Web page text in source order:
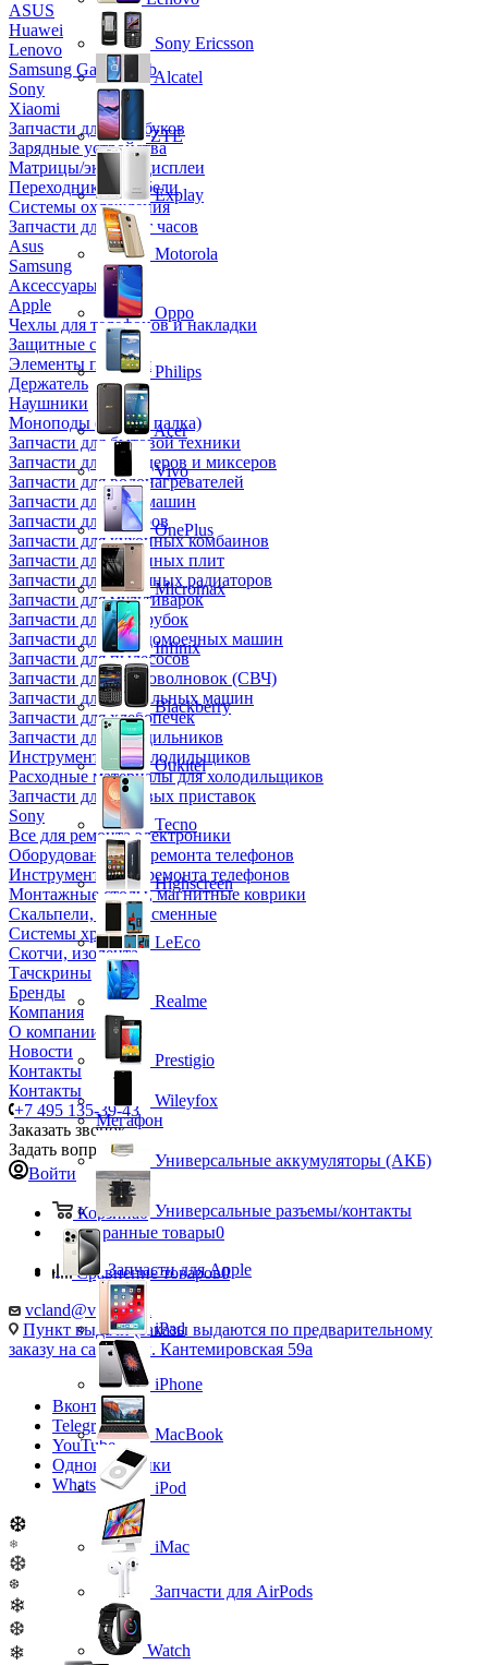
ASUS
Huawei
Lenovo
Samsung Galaxy Tab
Sony
Xiaomi
Запчасти для ноутбуков
Зарядные устройства
Матрицы/экраны/дисплеи
Переходники и кабели
Системы охлаждения
Запчасти для смарт часов
Asus
Samsung
Аксессуары
Apple
Чехлы для телефонов и накладки
Защитные стекла
Элементы питания
Держатель
Наушники
Моноподы (Селфи палка)
Запчасти для бытовой техники
Запчасти для блендеров и миксеров
Запчасти для водонагревателей
Запчасти для кофемашин
Запчасти для кулеров
Запчасти для кухонных комбаинов
Запчасти для кухонных плит
Запчасти для масляных радиаторов
Запчасти для мультиварок
Запчасти для мясорубок
Запчасти для посудомоечных машин
Запчасти для пылесосов
Запчасти для микроволновок (СВЧ)
Запчасти для стиральных машин
Запчасти для хлебопечек
Запчасти для холодильников
Инструмент для холодильщиков
Расходные материалы для холодильщиков
Запчасти для игровых приставок
Sony
Все для ремонта электроники
Оборудование для ремонта телефонов
Инструменты для ремонта телефонов
Монтажные столы, магнитные коврики
Скальпели, лезвия сменные
Системы хранения
Скотчи, изолента
Тачскрины
Бренды
Компания
О компании
Новости
Контакты
Контакты
+7 495 135-39-43
Заказать звонок
Задать вопрос
Войти
Корзина0
Избранные товары0
Сравнение товаров0
vcland@vcland.ru
Пункт выдачи (заказы выдаются по предварительному
заказу на сайте), ул. Кантемировская 59а
Вконтакте
Telegram
YouTube
Одноклассники
WhatsApp
❆
❄
❆
❆
❄
❆
❄
Sony Ericsson
Alcatel
ZTE
Explay
Motorola
Oppo
Philips
Acer
Vivo
OnePlus
Micromax
Infinix
Blackberry
Oukitel
Tecno
Highscreen
LeEco
Realme
Prestigio
Wileyfox
Мегафон
Универсальные аккумуляторы (АКБ)
Универсальные разъемы/контакты
Запчасти для Apple
iPad
iPhone
MacBook
iPod
iMac
Запчасти для AirPods
Watch